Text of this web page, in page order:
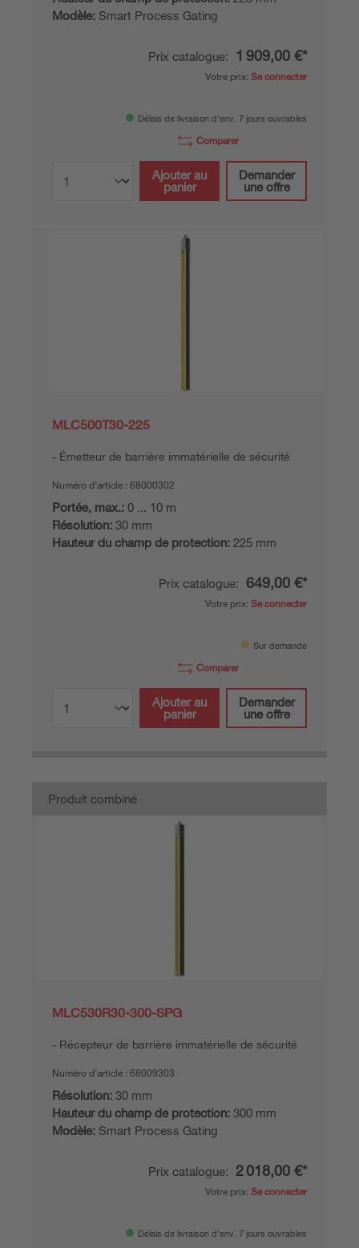
Modèle: Smart Process Gating
Prix catalogue: 1 909,00 €*
Votre prix: Se connecter
Délais de livraison d'env. 7 jours ouvrables
Comparer
Ajouter au
panier
Demander
une offre
MLC500T30-225
Émetteur de barrière immatérielle de sécurité
Numéro d’article : 68000302
Portée, max.: 0 ... 10 m
Résolution: 30 mm
Hauteur du champ de protection: 225 mm
Prix catalogue: 649,00 €*
Votre prix: Se connecter
Sur demande
Comparer
Ajouter au
panier
Demander
une offre
Produit combiné
MLC530R30-300-SPG
Récepteur de barrière immatérielle de sécurité
Numéro d’article : 68009303
Résolution: 30 mm
Hauteur du champ de protection: 300 mm
Modèle: Smart Process Gating
Prix catalogue: 2 018,00 €*
Votre prix: Se connecter
Délais de livraison d'env. 7 jours ouvrables